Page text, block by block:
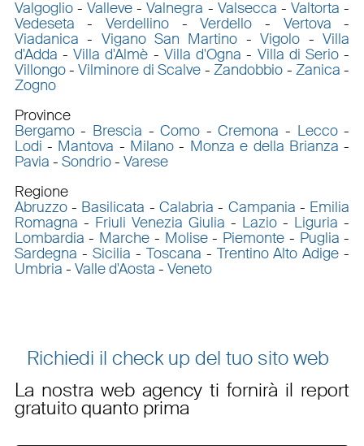
Valgoglio- Valleve-Valnegra - Valsecca -Valtorta -
Vedeseta - Verdellino-Verdello - Vertova -
Viadanica - Vigano San Martino -Vigolo -Villa
d'Adda -Villa d'Almè - Villa d'Ogna - Villa di Serio -
Villongo-Vilminore di Scalve -Zandobbio -Zanica -
Zogno
Province
Bergamo- Brescia -Como -Cremona - Lecco-
Lodi - Mantova - Milano - Monza e della Brianza -
Pavia - Sondrio- Varese
Regione
Abruzzo- Basilicata - Calabria - Campania - Emilia
Romagna - Friuli Venezia Giulia - Lazio - Liguria -
Lombardia - Marche - Molise- Piemonte - Puglia -
Sardegna - Sicilia - Toscana - Trentino Alto Adige -
Umbria - Valle d'Aosta - Veneto
Richiedi il check up del tuo sito web
La nostra web agency ti fornirà il report
gratuito quanto prima